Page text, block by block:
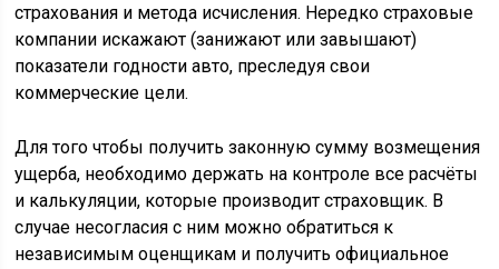
страхования и метода исчисления. Нередко страховые
компании искажают (занижают или завышают)
показатели годности авто, преследуя свои
коммерческие цели.
Для того чтобы получить законную сумму возмещения
ущерба, необходимо держать на контроле все расчёты
и калькуляции, которые производит страховщик. В
случае несогласия с ним можно обратиться к
независимым оценщикам и получить официальное